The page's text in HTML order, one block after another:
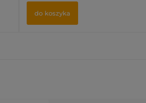
do koszyka